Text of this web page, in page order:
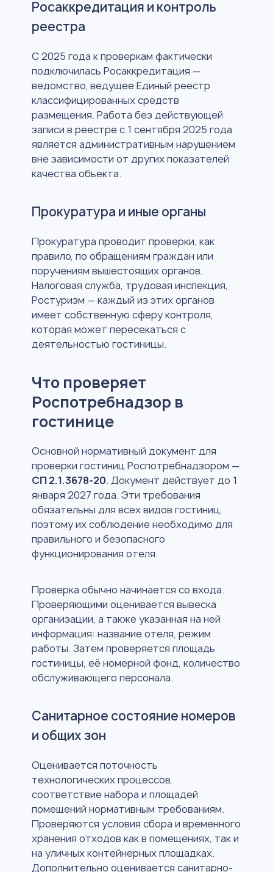
Росаккредитация и контроль
реестра
С 2025 года к проверкам фактически
подключилась Росаккредитация —
ведомство, ведущее Единый реестр
классифицированных средств
размещения. Работа без действующей
записи в реестре с 1 сентября 2025 года
является административным нарушением
вне зависимости от других показателей
качества объекта.
Прокуратура и иные органы
Прокуратура проводит проверки, как
правило, по обращениям граждан или
поручениям вышестоящих органов.
Налоговая служба, трудовая инспекция,
Ростуризм — каждый из этих органов
имеет собственную сферу контроля,
которая может пересекаться с
деятельностью гостиницы.
Что проверяет
Роспотребнадзор в
гостинице
Основной нормативный документ для
проверки гостиниц Роспотребнадзором —
СП 2.1.3678-20. Документ действует до 1
января 2027 года. Эти требования
обязательны для всех видов гостиниц,
поэтому их соблюдение необходимо для
правильного и безопасного
функционирования отеля.
Проверка обычно начинается со входа.
Проверяющими оценивается вывеска
организации, а также указанная на ней
информация: название отеля, режим
работы. Затем проверяется площадь
гостиницы, её номерной фонд, количество
обслуживающего персонала.
Санитарное состояние номеров
и общих зон
Оценивается поточность
технологических процессов,
соответствие набора и площадей
помещений нормативным требованиям.
Проверяются условия сбора и временного
хранения отходов как в помещениях, так и
на уличных контейнерных площадках.
Дополнительно оценивается санитарно-